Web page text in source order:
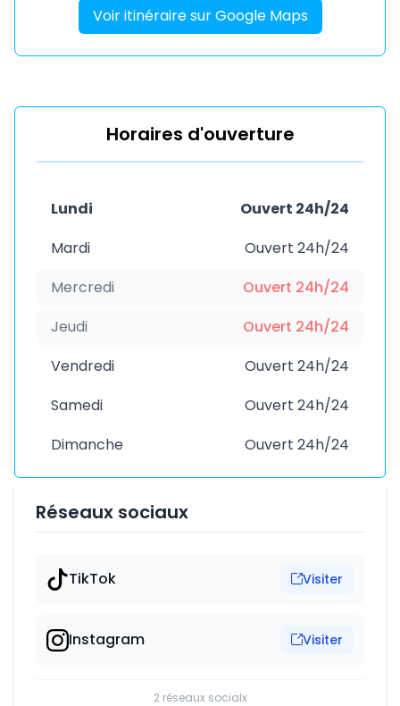
Voir itinéraire sur Google Maps
Horaires d'ouverture
Lundi
Ouvert 24h/24
Mardi
Ouvert 24h/24
Mercredi
Ouvert 24h/24
Jeudi
Ouvert 24h/24
Vendredi
Ouvert 24h/24
Samedi
Ouvert 24h/24
Dimanche
Ouvert 24h/24
Réseaux sociaux
TikTok Visiter
Instagram Visiter
2 réseaux socialx